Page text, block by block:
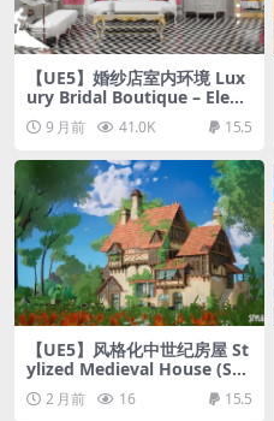
【UE5】婚纱店室内环境 Lux
ury Bridal Boutique – Elega
nt Wedding Dress Shop Int
erior9 月前 41.0K 15.5
【UE5】风格化中世纪房屋 St
ylized Medieval House (Sty
lizeds Houses Medievaled
Housey Stylized Medievals)
2 月前 16 15.5